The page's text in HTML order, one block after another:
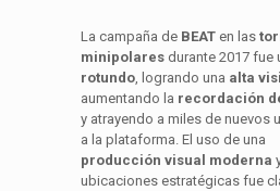
La campaña de BEAT en las
minipolares durante 2017 fue
rotundo , logrando una alta
aumentando la recordación
y atrayendo a miles de nuevos
a la plataforma. El uso de una
producción visual moderna
ubicaciones estratégicas fue